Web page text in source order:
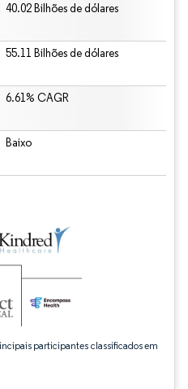
40.02 Bilhões de dólares
55.11 Bilhões de dólares
6.61% CAGR
Baixo
participantes classificados em
requer atribuição conforme CC BY 4.0.